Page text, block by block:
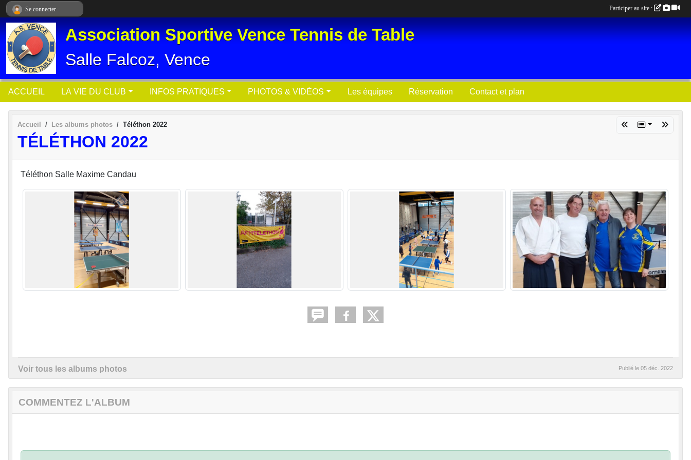
Association Sportive Vence Tennis de Table
Salle Falcoz, Vence
ACCUEIL LA VIE DU CLUB INFOS PRATIQUES PHOTOS & VIDÉOS Les équipes Réservation Contact et plan
Accueil Les albums photos Téléthon 2022
TÉLÉTHON 2022
Téléthon Salle Maxime Candau
Voir tous les albums photos Publié le 05 déc. 2022
COMMENTEZ L'ALBUM
Se connecter Participer au site :
Panneau de gestion des cookies